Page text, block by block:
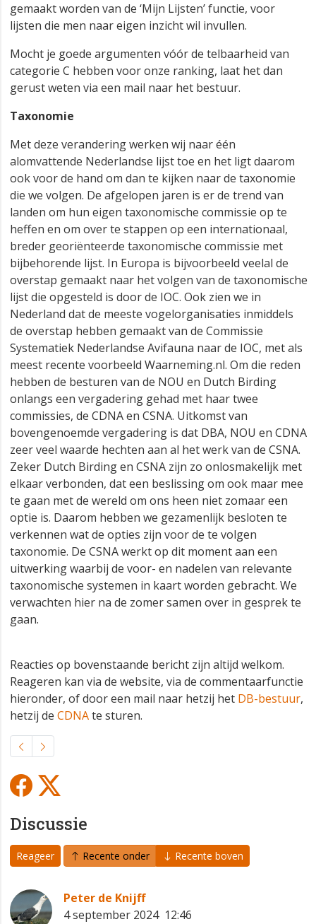
gemaakt worden van de ‘Mijn Lijsten’ functie, voor
lijsten die men naar eigen inzicht wil invullen.
Mocht je goede argumenten vóór de telbaarheid van
categorie C hebben voor onze ranking, laat het dan
gerust weten via een mail naar het bestuur.
Taxonomie
Met deze verandering werken wij naar één
alomvattende Nederlandse lijst toe en het ligt daarom
ook voor de hand om dan te kijken naar de taxonomie
die we volgen. De afgelopen jaren is er de trend van
landen om hun eigen taxonomische commissie op te
heffen en om over te stappen op een internationaal,
breder georiënteerde taxonomische commissie met
bijbehorende lijst. In Europa is bijvoorbeeld veelal de
overstap gemaakt naar het volgen van de taxonomische
lijst die opgesteld is door de IOC. Ook zien we in
Nederland dat de meeste vogelorganisaties inmiddels
de overstap hebben gemaakt van de Commissie
Systematiek Nederlandse Avifauna naar de IOC, met als
meest recente voorbeeld Waarneming.nl. Om die reden
hebben de besturen van de NOU en Dutch Birding
onlangs een vergadering gehad met haar twee
commissies, de CDNA en CSNA. Uitkomst van
bovengenoemde vergadering is dat DBA, NOU en CDNA
zeer veel waarde hechten aan al het werk van de CSNA.
Zeker Dutch Birding en CSNA zijn zo onlosmakelijk met
elkaar verbonden, dat een beslissing om ook maar mee
te gaan met de wereld om ons heen niet zomaar een
optie is. Daarom hebben we gezamenlijk besloten te
verkennen wat de opties zijn voor de te volgen
taxonomie. De CSNA werkt op dit moment aan een
uitwerking waarbij de voor- en nadelen van relevante
taxonomische systemen in kaart worden gebracht. We
verwachten hier na de zomer samen over in gesprek te
gaan.
Reacties op bovenstaande bericht zijn altijd welkom.
Reageren kan via de website, via de commentaarfunctie
hieronder, of door een mail naar hetzij het DB-bestuur,
hetzij de CDNAte sturen.
Discussie
Reageer Recente onder Recente boven
Peter de Knijff
4 september 2024 12:46